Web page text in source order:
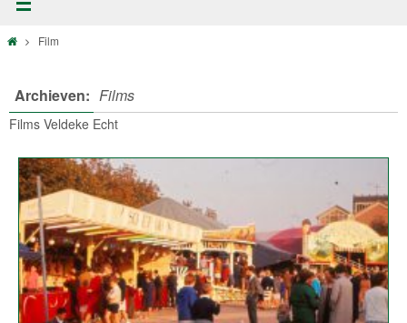
Film
Archieven: Films
Films Veldeke Echt